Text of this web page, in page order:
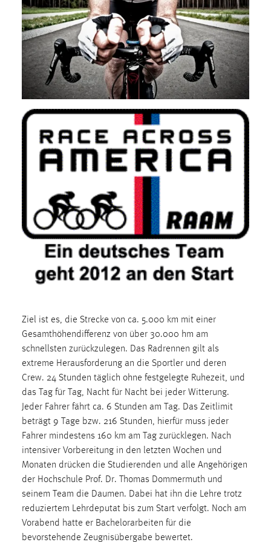
Ziel ist es, die Strecke von ca. 5.000 km mit einer
Gesamthöhendifferenz von über 30.000 hm am
schnellsten zurückzulegen. Das Radrennen gilt als
extreme Herausforderung an die Sportler und deren
Crew. 24 Stunden täglich ohne festgelegte Ruhezeit, und
das Tag für Tag, Nacht für Nacht bei jeder Witterung.
Jeder Fahrer fährt ca. 6 Stunden am Tag. Das Zeitlimit
beträgt 9 Tage bzw. 216 Stunden, hierfür muss jeder
Fahrer mindestens 160 km am Tag zurücklegen. Nach
intensiver Vorbereitung in den letzten Wochen und
Monaten drücken die Studierenden und alle Angehörigen
der Hochschule Prof. Dr. Thomas Dommermuth und
seinem Team die Daumen. Dabei hat ihn die Lehre trotz
reduziertem Lehrdeputat bis zum Start verfolgt. Noch am
Vorabend hatte er Bachelorarbeiten für die
bevorstehende Zeugnisübergabe bewertet.
1 Jahr
Performance
Name:
staticfilecache
Für performante Seitenauslieferung wird in diesem Cookie
gespeichert, ob man eingeloggt ist.
Sprachpräferenz
Name:
site-language-preference
Zweck:
Das Cookie speichert die gewählte Sprache der Website.
Cookie Laufzeit:
30 Tage
Name:
MibewSessionID, MIBEW_UserID, mibew_locale, mibew-
chat-frame-style-5e9dbeb1811c0446
Zweck:
Wird benötigt um die Chatfunktion nutzen zu können.
Cookie Laufzeit:
MibewSessionID, mibew-chat-frame-style-
5e9dbeb1811c0446 = Sitzungslaufzeit, mibew_locale = 3
Jahre, MIBEW_UserID = 1 Jahr
Login
Name: